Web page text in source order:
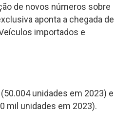
de novos números sobre
aponta a chegada de
importados e
unidades em 2023) e
mil unidades em 2023).